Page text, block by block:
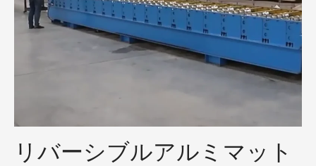
リバーシブルアルミマット